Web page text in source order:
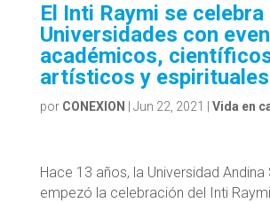
El Inti Raymi se celebra
Universidades con
académicos,
artísticos y espirituales
por CONEXION Jun 22, 2021 Vida en
Hace 13 años, la Universidad
empezó la celebración del Inti